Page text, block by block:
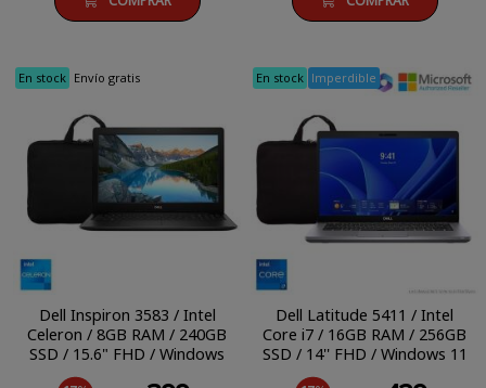
En stock Envío gratis
Dell Inspiron 3583 / Intel
Celeron / 8GB RAM / 240GB
SSD / 15.6" FHD / Windows
En stock Imperdible
Dell Latitude 5411 / Intel
Core i7 / 16GB RAM / 256GB
SSD / 14'' FHD / Windows 11